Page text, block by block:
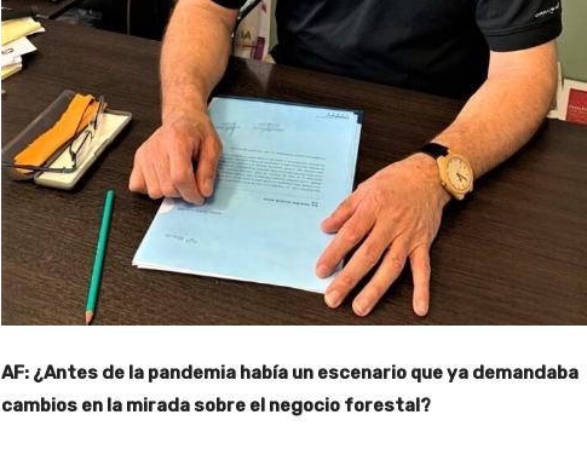
AF: ¿Antes de la pandemia había un escenario que ya demandaba
cambios en la mirada sobre el negocio forestal?